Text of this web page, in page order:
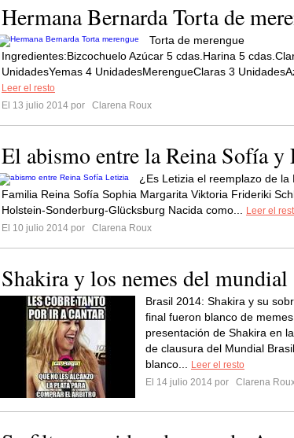
Hermana Bernarda Torta de
Torta de merengue
Ingredientes:Bizcochuelo Azúcar 5 cdas.Harina 5
UnidadesYemas 4 UnidadesMerengueClaras 3
Leer el resto
El 13 julio 2014 por
Clarena Roux
El abismo entre la Reina Sofía y
¿Es Letizia el reemplazo de la
Familia Reina Sofía Sophia Margarita Viktoria Frideriki
Holstein-Sonderburg-Glücksburg Nacida como...
Leer el
El 10 julio 2014 por
Clarena Roux
Shakira y los nemes del mundial
Brasil 2014: Shakira y su
final fueron blanco de
presentación de Shakira en
de clausura del Mundial
blanco...
Leer el resto
El 14 julio 2014 por
Clarena